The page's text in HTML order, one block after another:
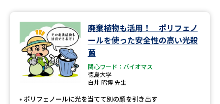
廃棄植物も活用！ ポリフェノ
ールを使った安全性の高い光殺
菌
関心ワード：バイオマス
徳島大学
白井 昭博 先生
ポリフェノールに光を当てて別の顔を引き出す